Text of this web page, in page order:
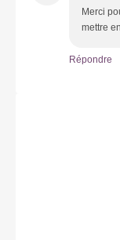
Merci
mettre
Répondre